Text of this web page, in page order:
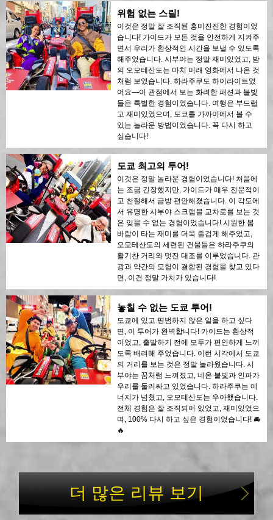
위험 없는 스릴!
이것은 정말 잘 조직된 흥미진진한 경험이었
습니다! 가이드가 모든 것을 안전하게 지켜주
면서 우리가 환상적인 시간을 보낼 수 있도록
해주었습니다. 시부야는 정말 재미있었고, 밤
의 오모테산도는 마치 미래 영화에서 나온 것
처럼 보였습니다. 하라주쿠도 하이라이트였
어요—이 관점에서 보는 화려한 패션과 불빛
들은 특별한 경험이었습니다. 여행은 부드럽
고 재미있었으며, 도쿄를 가까이에서 볼 수
있는 놀라운 방법이었습니다. 꼭 다시 하고
싶습니다!
도쿄 최고의 투어!
이것은 정말 놀라운 경험이었습니다! 처음에
는 조금 긴장했지만, 가이드가 매우 전문적이
고 친절해서 금방 편안해졌습니다. 이 각도에
서 유명한 시부야 스크램블 교차로를 보는 것
은 잊을 수 없는 경험이었습니다! 시원한 봄
바람이 타는 재미를 더욱 즐겁게 해주었고,
오모테산도의 세련된 건물들은 하라주쿠의
활기찬 거리와 멋진 대조를 이루었습니다. 관
광과 약간의 모험이 결합된 경험을 찾고 있다
면, 이건 정말 가치가 있습니다!
놓칠 수 없는 도쿄 투어!
도쿄에 있고 평범하지 않은 일을 하고 싶다
면, 이 투어가 완벽합니다! 가이드는 환상적
이었고, 출발하기 전에 모두가 편안하게 느끼
도록 배려해 주었습니다. 이런 시각에서 도쿄
의 거리를 보는 것은 정말 놀라웠습니다. 시
부야는 꿈처럼 느껴졌고, 네온 불빛과 인파가
우리를 둘러싸고 있었습니다. 하라주쿠는 에
너지가 넘쳤고, 오모테산도는 우아했습니다.
전체 경험은 잘 조직되어 있었고, 재미있었으
며, 100% 다시 하고 싶은 경험이었습니다! 🚘
🔥
더 많은 리뷰 보기